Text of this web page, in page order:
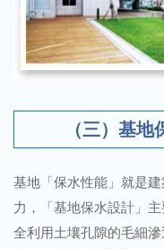
（三）基地
基地「保水性能」就是
力，「基地保水設計」
全利用土壤孔隙的毛細滲